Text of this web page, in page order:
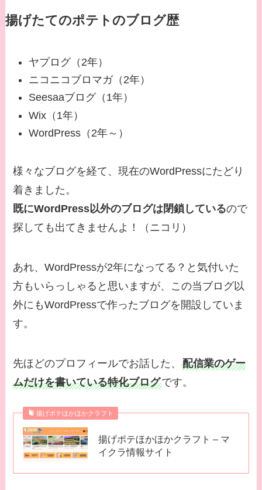
揚げたてのポテトのブログ歴
ヤプログ（2年）
ニコニコブロマガ（2年）
Seesaaブログ（1年）
Wix（1年）
WordPress（2年～）
様々なブログを経て、現在のWordPressにたどり
着きました。
既にWordPress以外のブログは閉鎖しているので
探しても出てきませんよ！（ニコリ）
あれ、WordPressが2年になってる？と気付いた
方もいらっしゃると思いますが、この当ブログ以
外にもWordPressで作ったブログを開設していま
す。
先ほどのプロフィールでお話した、配信業のゲー
ムだけを書いている特化ブログです。
揚げポテほかほかクラフト
揚げポテほかほかクラフト – マ
イクラ情報サイト